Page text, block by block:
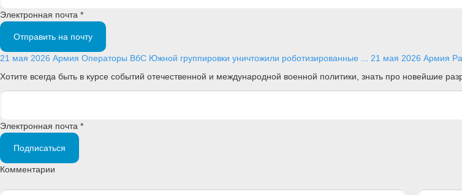
Электронная почта *
Отправить на почту
21 мая 2026 Армия Операторы ВбС Южной группировки уничтожили роботизированные ... 21 мая 2026 Армия
Хотите всегда быть в курсе событий отечественной и международной военной политики, знать про новейшие
Электронная почта *
Подписаться
Комментарии